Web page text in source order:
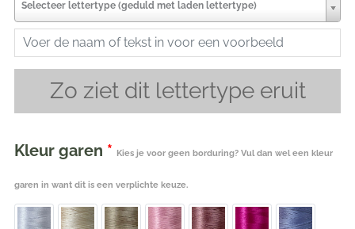
Selecteer lettertype (geduld met laden lettertype)
Zo ziet dit lettertype eruit
Kleur garen * Kies je voor geen borduring? Vul dan wel een kleur
garen in want dit is een verplichte keuze.